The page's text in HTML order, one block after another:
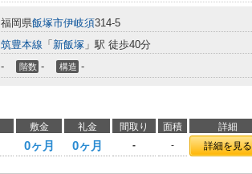
福岡県飯塚市伊岐須314-5
筑豊本線 「 新飯塚 」駅 徒歩40分
- 階数 - 構造 -
敷金 礼金 間取り 面積 詳細
0ヶ月 0ヶ月 - - 詳細を見る